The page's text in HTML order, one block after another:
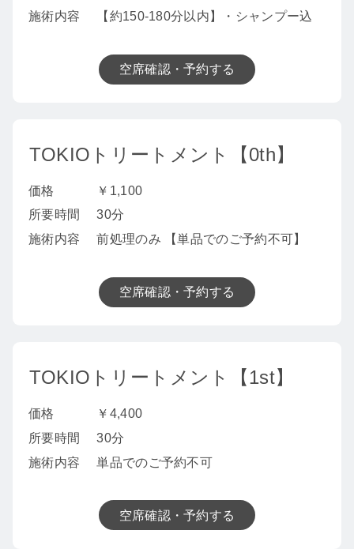
施術内容
【約150-180分以内】・シャンプー込
空席確認・予約する
TOKIOトリートメント【0th】
価格
￥1,100
所要時間
30分
施術内容
前処理のみ 【単品でのご予約不可】
空席確認・予約する
TOKIOトリートメント【1st】
価格
￥4,400
所要時間
30分
施術内容
単品でのご予約不可
空席確認・予約する